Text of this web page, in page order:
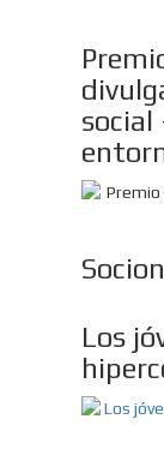
social
Los